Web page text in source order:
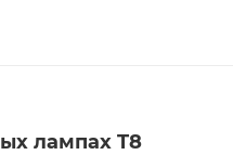
лампах T8